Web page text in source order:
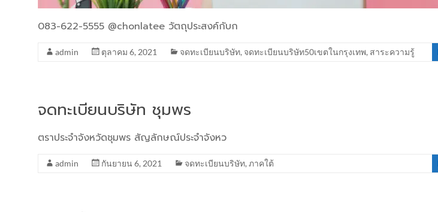
083-622-5555 @chonlatee วัตถุประสงค์กับก
admin ตุลาคม 6, 2021 จดทะเบียนบริษัท, จดทะเบียนบริษัท50เขตในกรุงเทพ, สาระความรู้
จดทะเบียนบริษัท ชุมพร
ตราประจำจังหวัดชุมพร สัญลักษณ์ประจำจังหว
admin กันยายน 6, 2021 จดทะเบียนบริษัท, ภาคใต้